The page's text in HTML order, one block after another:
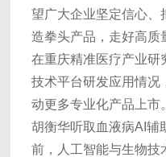
望广大企业坚定信心、
造拳头产品，走好高质
在重庆精准医疗产业研
技术平台研发应用情况
动更多专业化产品上市
胡衡华听取血液病AI辅
前，人工智能与生物技